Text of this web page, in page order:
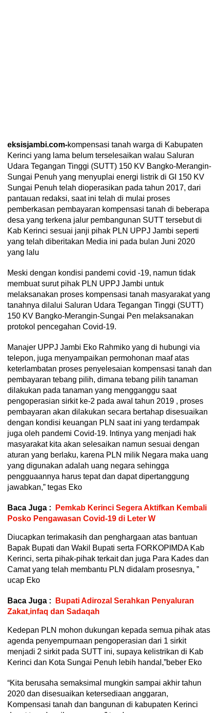
eksisjambi.com-kompensasi tanah warga di Kabupaten
Kerinci yang lama belum terselesaikan walau Saluran
Udara Tegangan Tinggi (SUTT) 150 KV Bangko-Merangin-
Sungai Penuh yang menyuplai energi listrik di GI 150 KV
Sungai Penuh telah dioperasikan pada tahun 2017, dari
pantauan redaksi, saat ini telah di mulai proses
pemberkasan pembayaran kompensasi tanah di beberapa
desa yang terkena jalur pembangunan SUTT tersebut di
Kab Kerinci sesuai janji pihak PLN UPPJ Jambi seperti
yang telah diberitakan Media ini pada bulan Juni 2020
yang lalu
Meski dengan kondisi pandemi covid -19, namun tidak
membuat surut pihak PLN UPPJ Jambi untuk
melaksanakan proses kompensasi tanah masyarakat yang
tanahnya dilalui Saluran Udara Tegangan Tinggi (SUTT)
150 KV Bangko-Merangin-Sungai Pen melaksanakan
protokol pencegahan Covid-19.
Manajer UPPJ Jambi Eko Rahmiko yang di hubungi via
telepon, juga menyampaikan permohonan maaf atas
keterlambatan proses penyelesaian kompensasi tanah dan
pembayaran tebang pilih, dimana tebang pilih tanaman
dilakukan pada tanaman yang mengganggu saat
pengoperasian sirkit ke-2 pada awal tahun 2019 , proses
pembayaran akan dilakukan secara bertahap disesuaikan
dengan kondisi keuangan PLN saat ini yang terdampak
juga oleh pandemi Covid-19. Intinya yang menjadi hak
masyarakat kita akan selesaikan namun sesuai dengan
aturan yang berlaku, karena PLN milik Negara maka uang
yang digunakan adalah uang negara sehingga
pengguaannya harus tepat dan dapat dipertanggung
jawabkan,” tegas Eko
Baca Juga :
Pemkab Kerinci Segera Aktifkan Kembali
Posko Pengawasan Covid-19 di Leter W
Diucapkan terimakasih dan penghargaan atas bantuan
Bapak Bupati dan Wakil Bupati serta FORKOPIMDA Kab
Kerinci, serta pihak-pihak terkait dan juga Para Kades dan
Camat yang telah membantu PLN didalam prosesnya, ”
ucap Eko
Baca Juga :
Bupati Adirozal Serahkan Penyaluran
Zakat,infaq dan Sadaqah
Kedepan PLN mohon dukungan kepada semua pihak atas
agenda penyempurnaan pengoperasian dari 1 sirkit
menjadi 2 sirkit pada SUTT ini, supaya kelistrikan di Kab
Kerinci dan Kota Sungai Penuh lebih handal,”beber Eko
“Kita berusaha semaksimal mungkin sampai akhir tahun
2020 dan disesuaikan ketersediaan anggaran,
Kompensasi tanah dan bangunan di kabupaten Kerinci